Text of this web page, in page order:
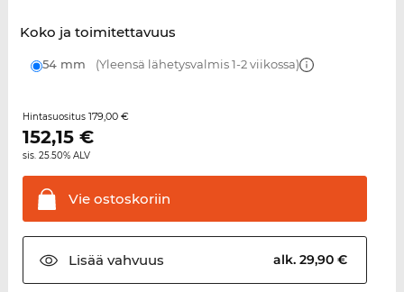
Koko ja toimitettavuus
54 mm (Yleensä lähetysvalmis 1-2 viikossa)
Hintasuositus 179,00 €
152,15€
sis. 25.50% ALV
Vieostoskoriin
Lisää vahvuus alk. 29,90 €